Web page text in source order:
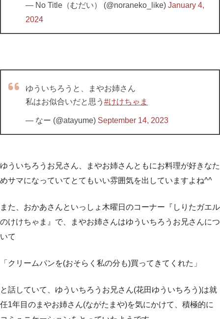
— No Title（むだい） (@noraneko_like) January 4,
2024
ゆういちろうと、まやお姉さん
私はお似合いだと思う #けけちゃま
— なー (@atayume) September 14, 2023
ゆういちろうお兄さん、まやお姉さんともにお料理が好きなた
めサマになっていてとてもいい雰囲気を出していますよね^^
また、おかあさんといっしょ木曜日のコーナー『しりたガエル
のけけちゃま』で、まやお姉さんはゆういちろうお兄さんにつ
いて
「クリームパンを(おそらく私の分も)買ってきてくれた」
と話していて、ゆういちろうお兄さん(花田ゆういちろう)は就
任1年目のまやお姉さん(ながたまや)を気にかけて、積極的に